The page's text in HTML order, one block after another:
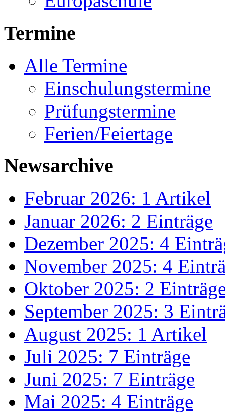
Termine
Alle Termine
Einschulungstermine
Prüfungstermine
Ferien/Feiertage
Newsarchive
Februar 2026: 1 Artikel
Januar 2026: 2 Einträge
Dezember 2025: 4
November 2025: 4
Oktober 2025: 2
September 2025: 3
August 2025: 1 Artikel
Juli 2025: 7 Einträge
Juni 2025: 7 Einträge
Mai 2025: 4 Einträge